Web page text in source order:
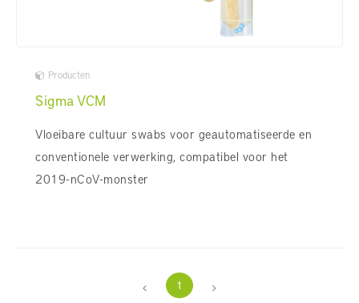
Producten
Sigma VCM
Vloeibare cultuur swabs voor geautomatiseerde en
conventionele verwerking, compatibel voor het
2019-nCoV-monster
1